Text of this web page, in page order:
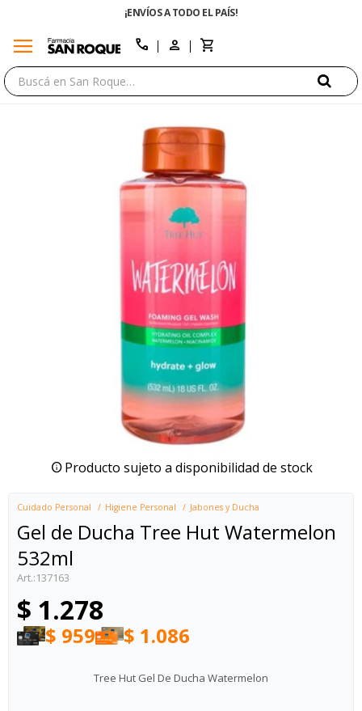
¡ENVÍOS A TODO EL PAÍS!
menu call
Producto sujeto a disponibilidad de stock
Cuidado Personal Higiene Personal Jabones y Ducha
Gel de Ducha Tree Hut Watermelon
532ml
137163
$ 1.278
$ 959 $ 1.086
Tree Hut Gel De Ducha Watermelon
close